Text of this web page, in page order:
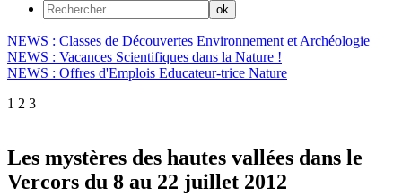
NEWS : Classes de Découvertes Environnement et Archéologie
NEWS : Vacances Scientifiques dans la Nature !
NEWS : Offres d'Emplois Educateur-trice Nature
1 2 3
Les mystères des hautes vallées dans le
Vercors du 8 au 22 juillet 2012